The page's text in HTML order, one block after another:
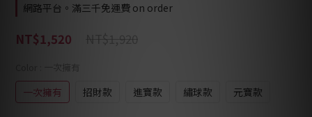
網路平台。滿三千免運費 on order
NT$1,920
NT$1,520
: 一次擁有
一次擁有 招財款 進寶款 繡球款 元寶款